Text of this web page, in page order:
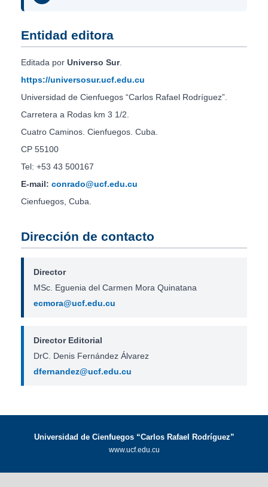
Entidad editora
Editada por Universo Sur.
https://universosur.ucf.edu.cu
Universidad de Cienfuegos “Carlos Rafael Rodríguez”.
Carretera a Rodas km 3 1/2.
Cuatro Caminos. Cienfuegos. Cuba.
CP 55100
Tel: +53 43 500167
E-mail: conrado@ucf.edu.cu
Cienfuegos, Cuba.
Dirección de contacto
Director
MSc. Eguenia del Carmen Mora Quinatana
ecmora@ucf.edu.cu
Director Editorial
DrC. Denis Fernández Álvarez
dfernandez@ucf.edu.cu
Universidad de Cienfuegos “Carlos Rafael Rodríguez”
www.ucf.edu.cu